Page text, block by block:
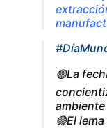
🟢La
ambiente
🟢El